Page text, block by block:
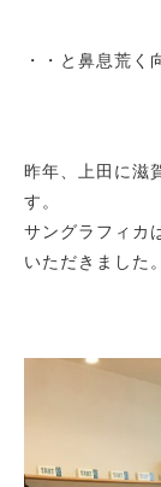
・・と鼻息荒く
昨年、上田に滋
す。
サングラフィカ
いただきました。